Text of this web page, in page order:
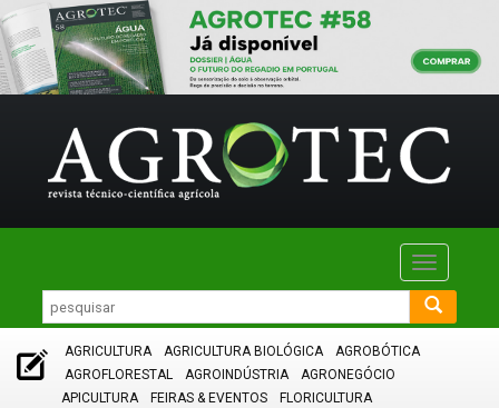
Toggle
AGRICULTURA AGRICULTURA BIOLÓGICA
AGROBÓTICA
AGROFLORESTAL
AGROINDÚSTRIA
AGRONEGÓCIO
APICULTURA
FEIRAS & EVENTOS
FLORICULTURA